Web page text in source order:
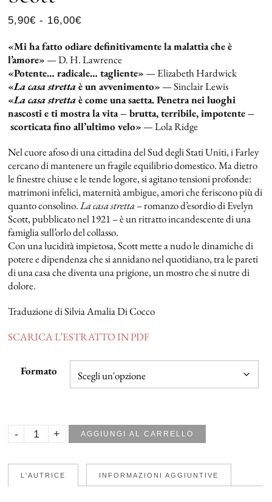
5,90€ - 16,00€
«Mi ha fatto odiare definitivamente la malattia che è
l’amore» —D. H. Lawrence
«Potente… radicale… tagliente» —Elizabeth Hardwick
«La casa strettaè un avvenimento» —Sinclair Lewis
«La casa strettaè come una saetta. Penetra nei luoghi
nascosti e ti mostra la vita – brutta, terribile, impotente –
scorticata fino all’ultimo velo» —Lola Ridge
Nel cuore afoso di una cittadina del Sud degli Stati Uniti, i Farley
cercano di mantenere un fragile equilibrio domestico. Ma dietro
le finestre chiuse e le tende logore, si agitano tensioni profonde:
matrimoni infelici, maternità ambigue, amori che feriscono più di
quanto consolino.La casa stretta–romanzo d’esordio di Evelyn
Scott, pubblicato nel 1921 –è un ritratto incandescente di una
famiglia sull’orlo del collasso.
Con una lucidità impietosa, Scott mette a nudo le dinamiche di
potere e dipendenza che si annidano nel quotidiano, tra le pareti
di una casa che diventa una prigione, un mostro che si nutre di
dolore.
Traduzione di Silvia Amalia Di Cocco
SCARICA L’ESTRATTO IN PDF
Formato
AGGIUNGI AL CARRELLO
L'AUTRICE INFORMAZIONI AGGIUNTIVE